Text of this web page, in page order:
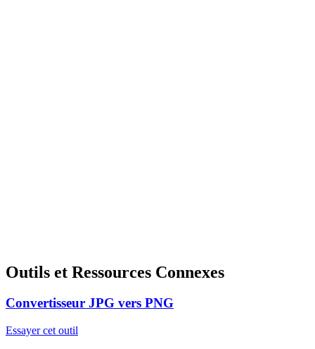
Outils et Ressources Connexes
Convertisseur JPG vers PNG
Essayer cet outil